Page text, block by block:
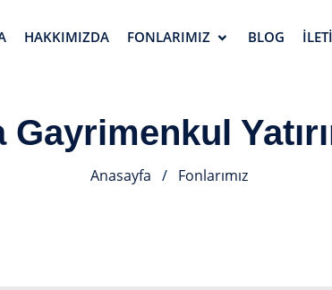
HAKKIMIZDA FONLARIMIZ BLOG
Gayrimenkul
Anasayfa / Fonlarımız